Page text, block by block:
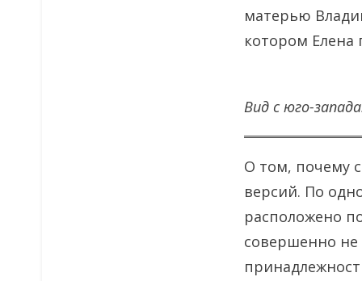
матерью
котором Елена
Вид с юго-
О том, почему
версий. По
расположено
совершенно не